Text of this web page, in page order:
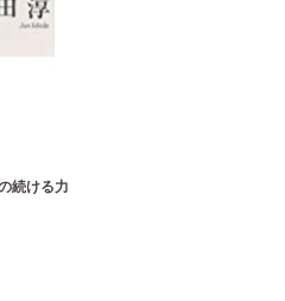
続ける力